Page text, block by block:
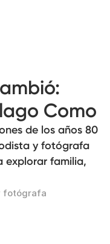
Como
de los años 80
y fotógrafa
explorar familia,
fotógrafa